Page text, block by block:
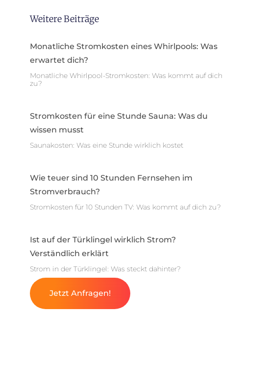
Weitere Beiträge
Monatliche Stromkosten eines Whirlpools: Was
erwartet dich?
Monatliche Whirlpool-Stromkosten: Was kommt auf dich
zu?
Stromkosten für eine Stunde Sauna: Was du
wissen musst
Saunakosten: Was eine Stunde wirklich kostet
Wie teuer sind 10 Stunden Fernsehen im
Stromverbrauch?
Stromkosten für 10 Stunden TV: Was kommt auf dich zu?
Ist auf der Türklingel wirklich Strom?
Verständlich erklärt
Strom in der Türklingel: Was steckt dahinter?
Jetzt Anfragen!